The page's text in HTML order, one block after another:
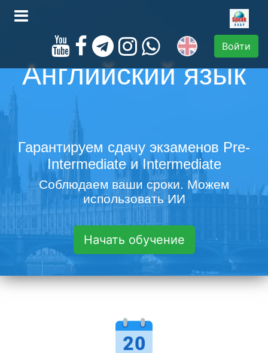
Войти
Английский язык
Гарантируем сдачу экзаменов Pre-
Intermediate и Intermediate
Соблюдаем ваши сроки. Можем
использовать ИИ
Начать обучение